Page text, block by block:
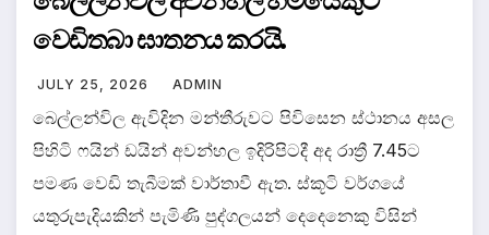
වෙඩිතබා ඝාතනය කරයි.
JULY 25, 2026 ADMIN
බෙල්ලන්විල ඇවිදින මන්තීරුවට පිවිසෙන ස්ථානය අසල
පිහිටි ෆයින් ඩයින් අවන්හල ඉදිරිපිටදී අද රාත්‍රී 7.45ට
පමණ වෙඩි තැබීමක් වාර්තාවී ඇත. ස්කූටි වර්ගයේ
යතුරුපැදියකින් පැමිණි පුද්ගලයන් දෙදෙනෙකු විසින්